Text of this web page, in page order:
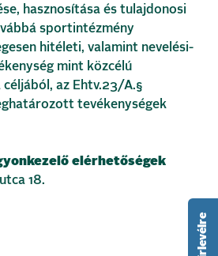
hasznosítása és tulajdonosi
sportintézmény
hitéleti, valamint nevelési-
mint közcélú
az Ehtv.23/A.§
tevékenységek
elérhetőségek
18.